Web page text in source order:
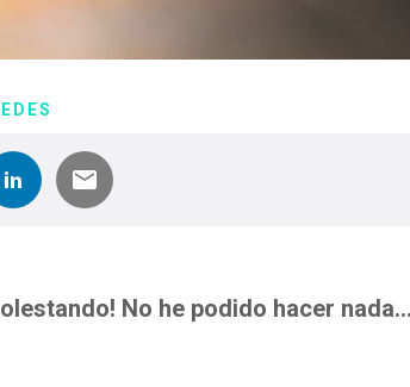
No he podido hacer nada…